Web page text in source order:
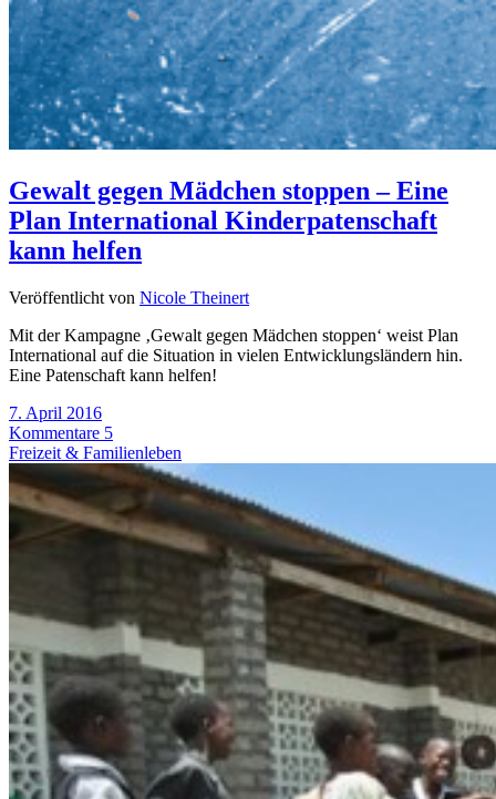
Gewalt gegen Mädchen stoppen – Eine
Plan International Kinderpatenschaft
kann helfen
Veröffentlicht von Nicole Theinert
Mit der Kampagne ‚Gewalt gegen Mädchen stoppen‘ weist Plan
International auf die Situation in vielen Entwicklungsländern hin.
Eine Patenschaft kann helfen!
7. April 2016
Kommentare 5
Freizeit & Familienleben